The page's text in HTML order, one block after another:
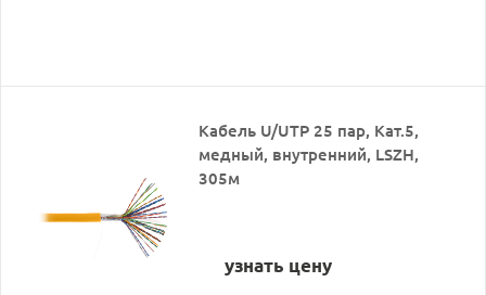
Кабель U/UTP 25 пар, Кат.5,
медный, внутренний, LSZH,
305м
узнать цену